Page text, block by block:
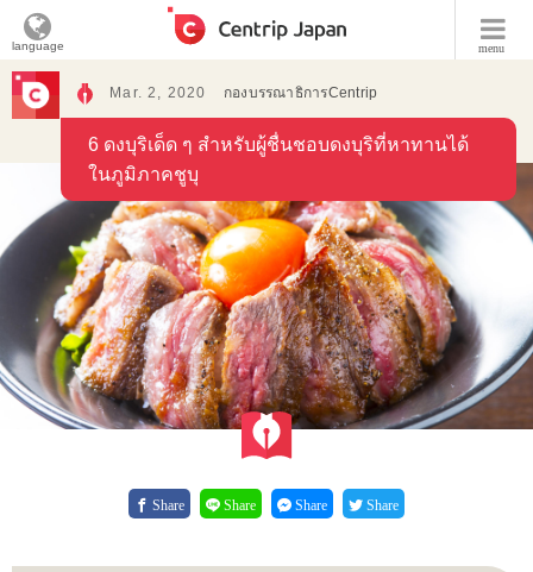
menu
language
Mar. 2, 2020 กองบรรณาธิการCentrip
6 ดงบุริเด็ด ๆ สำหรับผู้ชื่นชอบดงบุริที่หาทานได้
ในภูมิภาคชูบุ
Share Share Share Share